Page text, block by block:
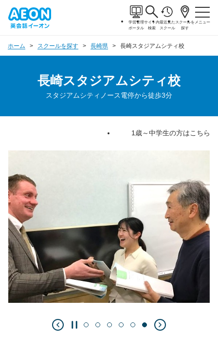
学習管理
ポータル
サイト内
検索
最近見た
スクール
スクールを
探す
メニュー
ホーム スクールを探す 長崎県 長崎スタジアムシティ校
長崎スタジアムシティ校
スタジアムシティノース電停から徒歩3分
1歳～中学生の方はこちら